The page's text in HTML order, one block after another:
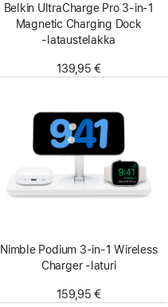
Belkin UltraCharge Pro 3-in-1
Magnetic Charging Dock
‑lataustelakka
139,95 €
Nimble Podium 3-in-1 Wireless
Charger ‑laturi
159,95 €